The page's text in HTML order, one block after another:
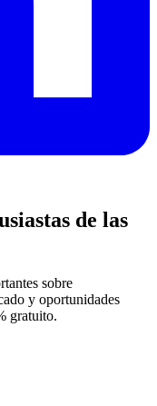
de las
sobre
y oportunidades
gratuito.